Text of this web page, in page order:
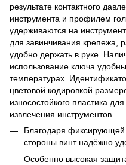
результате контактного
инструмента и профилем
удерживаются на
для завинчивания крепежа,
удобно держать в руке.
использование ключа
температурах.
цветовой кодировкой
износостойкого пластика
извлечения инструментов.
Благодаря фиксирующей
стороны винт надёжно
Особенно высокая